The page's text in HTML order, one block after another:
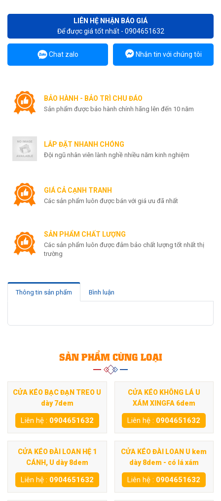
LIÊN HỆ NHẬN BÁO GIÁ
Để được giá tốt nhất - 0904651632
Chat zalo Nhắn tin với chúng tôi
BẢO HÀNH - BẢO TRÌ CHU ĐÁO
Sản phẩm được bảo hành chính hãng lên đến 10 năm
LẮP ĐẶT NHANH CHÓNG
Đội ngũ nhân viên lành nghề nhiều năm kinh nghiệm
GIÁ CẢ CẠNH TRANH
Các sản phẩm luôn được bán với giá ưu đã nhất
SẢN PHẨM CHẤT LƯỢNG
Các sản phẩm luôn được đảm bảo chất lượng tốt nhất thị
trường
Thông tin sản phẩm Bình luận
SẢN PHẨM CÙNG LOẠI
CỬA KÉO BẠC ĐẠN TREO U
dày 7dem
Liên hệ : 0904651632
CỬA KÉO KHÔNG LÁ U
XÁM XINGFA 6dem
Liên hệ : 0904651632
CỬA KÉO ĐÀI LOAN HỆ 1
CÁNH, U dày 8dem
Liên hệ : 0904651632
CỬA KÉO ĐÀI LOAN U kem
dày 8dem - có lá xám
Liên hệ : 0904651632